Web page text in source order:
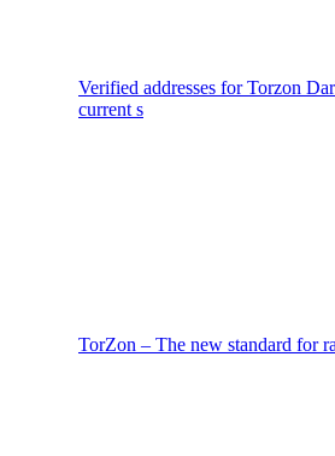
Verified addresses for Torzon
current s
TorZon – The new standard for